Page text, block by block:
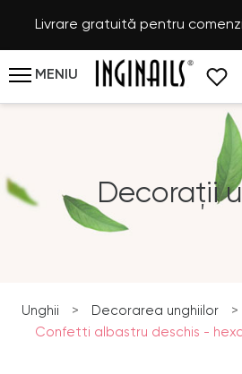
Livrare gratuită pentru
MENIU
Decorații
Unghii > Decorarea unghiilor >
Confetti albastru deschis -